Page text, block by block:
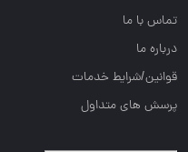
تماس با ما
درباره ما
قوانین/شرایط خدمات
پرسش های متداول